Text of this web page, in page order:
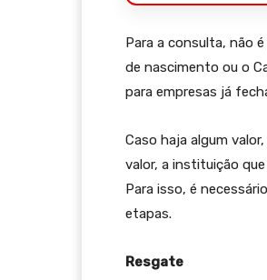
Para a consulta, não
de nascimento ou o
para empresas já
Caso haja algum
valor, a instituição
Para isso, é
etapas.
Resgate